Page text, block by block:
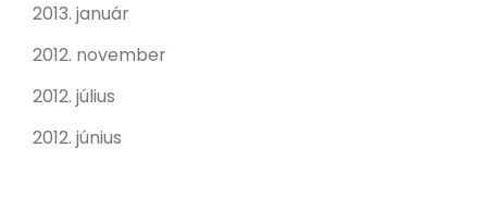
2013. január
2012. november
2012. július
2012. június